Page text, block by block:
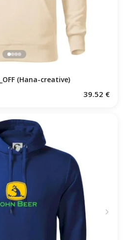
(Hana-creative)
39.52 €